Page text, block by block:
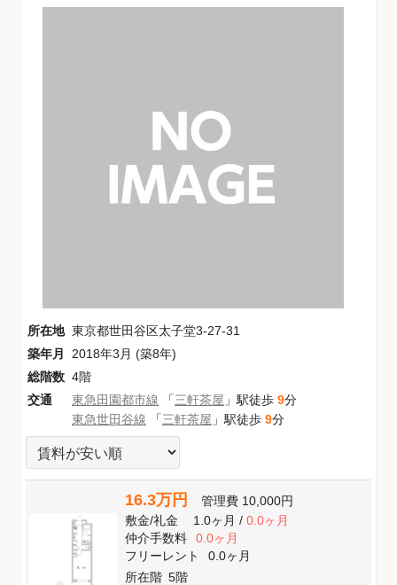
所在地 東京都世田谷区太子堂3-27-31
築年月
2018年3月 (築8年)
総階数 4階
交通
東急田園都市線 「三軒茶屋 」駅徒歩 9分
東急世田谷線 「三軒茶屋 」駅徒歩 9分
16.3万円 管理費 10,000円
敷金/礼金 1.0ヶ月/ 0.0ヶ月
仲介手数料
0.0ヶ月
フリーレント
0.0ヶ月
所在階 5階